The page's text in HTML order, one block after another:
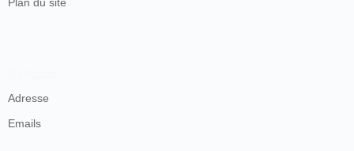
Adresse
Emails